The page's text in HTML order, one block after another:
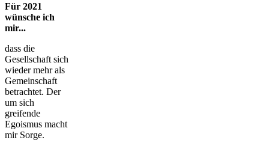
Für 2021
wünsche ich
mir...
dass die
Gesellschaft sich
wieder mehr als
Gemeinschaft
betrachtet. Der
um sich
greifende
Egoismus macht
mir Sorge.